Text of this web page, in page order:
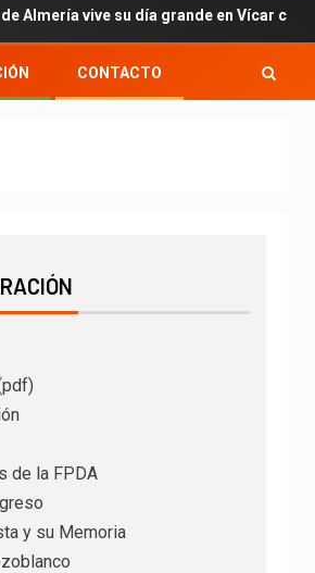
día grande en Vícar con su gala anual
CONTACTO
de la FPDA
y su Memoria